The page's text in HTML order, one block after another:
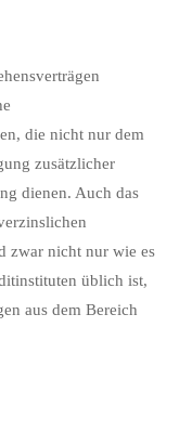
die nicht nur dem
zusätzlicher
dienen. Auch das
zwar nicht nur wie es
üblich ist,
aus dem Bereich